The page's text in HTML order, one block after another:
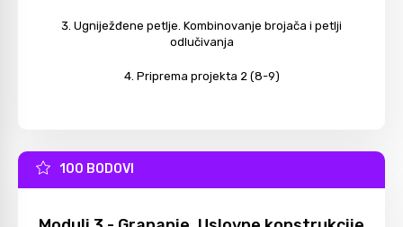
Ugniježđene petlje. Kombinovanje brojača i petlji
odlučivanja
Priprema projekta 2 (8-9)
100 BODOVI